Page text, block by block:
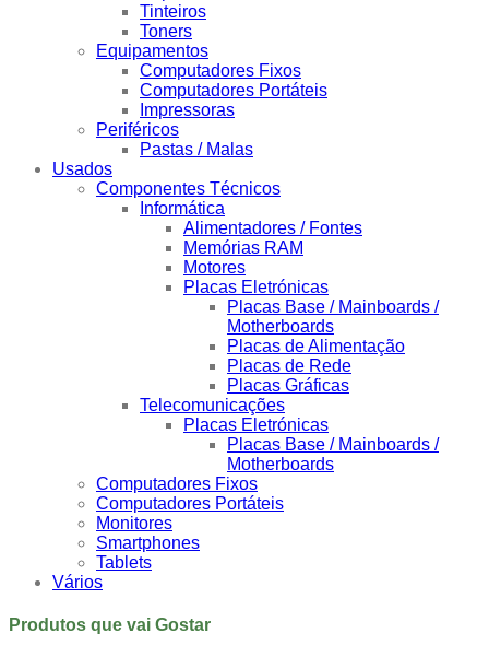
Tinteiros
Toners
Equipamentos
Computadores Fixos
Computadores Portáteis
Impressoras
Periféricos
Pastas / Malas
Usados
Componentes Técnicos
Informática
Alimentadores / Fontes
Memórias RAM
Motores
Placas Eletrónicas
Placas Base / Mainboards /
Motherboards
Placas de Alimentação
Placas de Rede
Placas Gráficas
Telecomunicações
Placas Eletrónicas
Placas Base / Mainboards /
Motherboards
Computadores Fixos
Computadores Portáteis
Monitores
Smartphones
Tablets
Vários
Produtos que vai Gostar